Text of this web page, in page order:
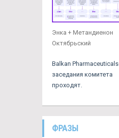
Энка + Метандиенон
Октябрьский
Balkan Pharmaceuticals
заседания комитета
проходят.
ФРАЗЫ